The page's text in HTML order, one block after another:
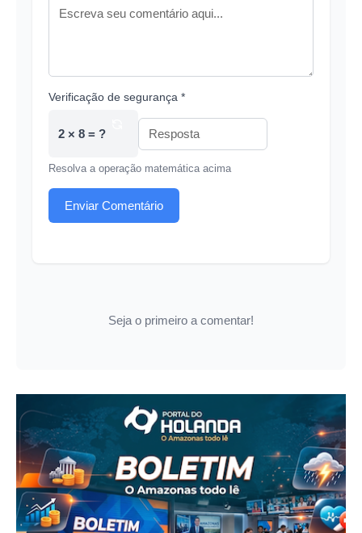
Verificação de segurança *
2 × 8 = ?
Resolva a operação matemática acima
Enviar Comentário
Seja o primeiro a comentar!